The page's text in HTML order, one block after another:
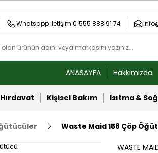
Whatsapp İletişim 0 555 888 91 74
ANASAYFA Hakkımızda
Hırdavat Kişisel Bakım Isıtma &
Waste Maid 158 Çöp
WASTE